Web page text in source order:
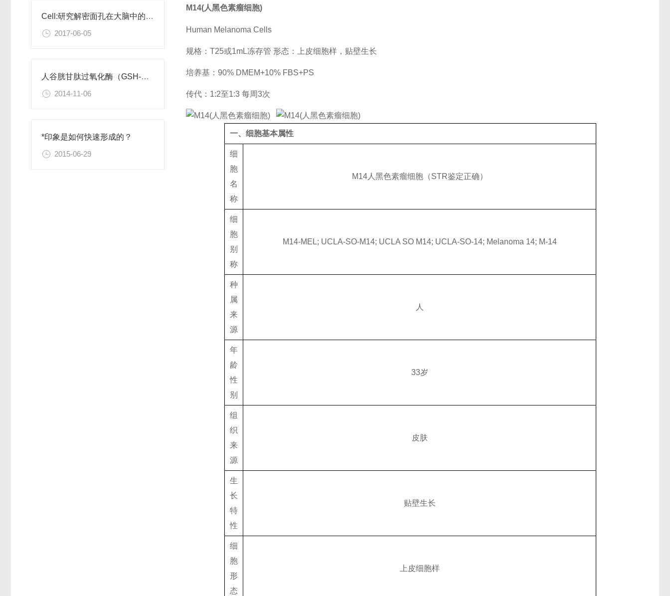
Cell:研究解密面孔在大脑中的编码
2017-06-05
人谷胱甘肽过氧化酶（GSH-Px）检测试剂盒
2014-11-06
*印象是如何快速形成的？
2015-06-29
M14(人黑色素瘤细胞)
Human Melanoma Cells
规格：T25或1mL冻存管 形态：上皮细胞样，贴壁生长
培养基：90% DMEM+10% FBS+PS
传代：1:2至1:3 每周3次
一、细胞基本属性
细
胞
名
称
M14人黑色素瘤细胞（STR鉴定正确）
细
胞
别
称
M14-MEL; UCLA-SO-M14; UCLA SO M14; UCLA-SO-14; Melanoma 14; M-14
种
属
来
源
人
年
龄
性
别
33岁
组
织
来
源
皮肤
生
长
特
性
贴壁生长
细
胞
形
态
上皮细胞样